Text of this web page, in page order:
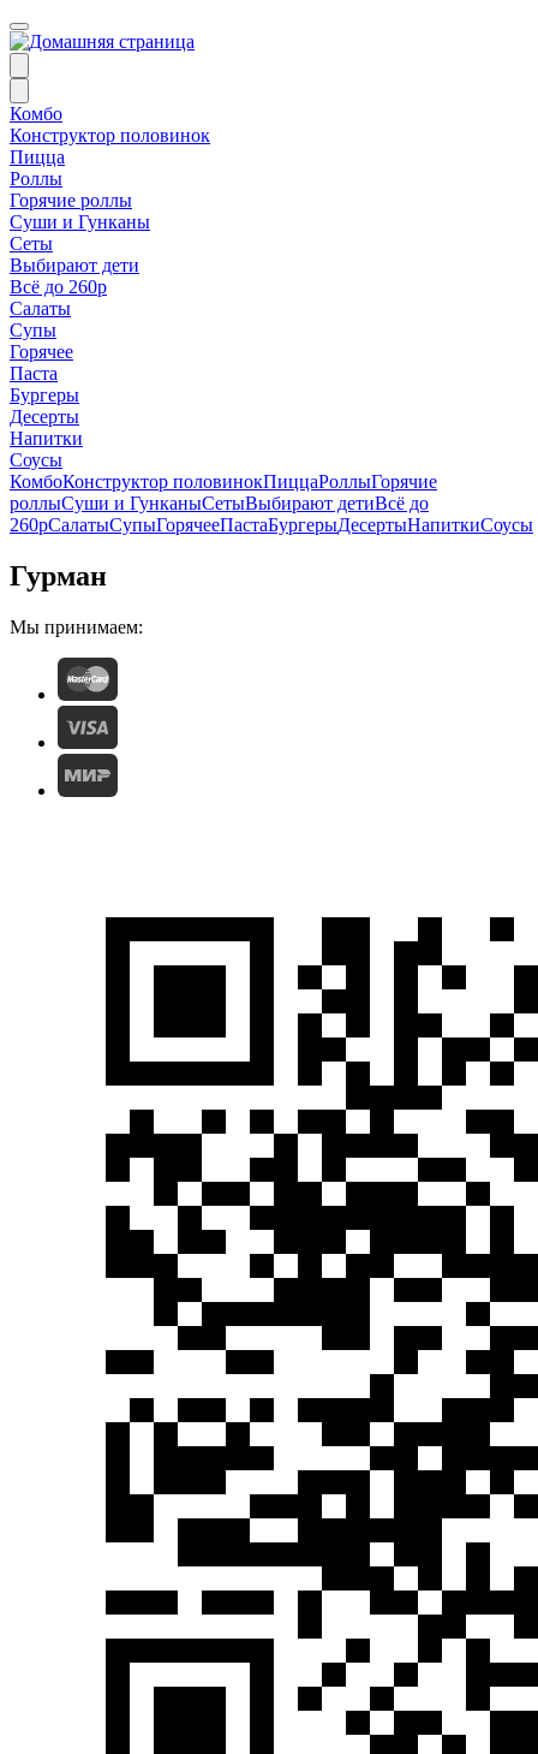
Комбо
Конструктор половинок
Пицца
Роллы
Горячие роллы
Суши и Гунканы
Сеты
Выбирают дети
Всё до 260р
Салаты
Супы
Горячее
Паста
Бургеры
Десерты
Напитки
Соусы
КомбоКонструктор половинокПиццаРоллыГорячие
роллыСуши и ГунканыСетыВыбирают детиВсё до
260рСалатыСупыГорячееПастаБургерыДесертыНапиткиСоусы
Гурман
Мы принимаем: